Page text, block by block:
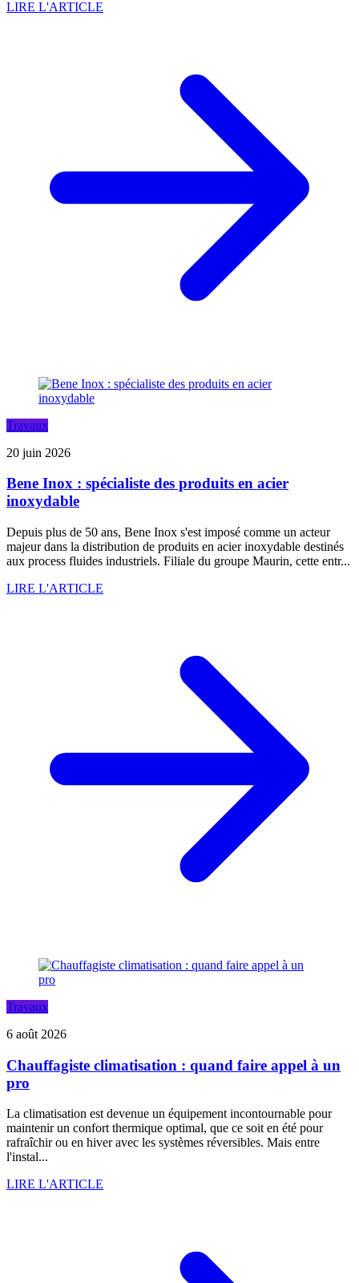
LIRE L'ARTICLE
Travaux
20 juin 2026
Bene Inox : spécialiste des produits en acier
inoxydable
Depuis plus de 50 ans, Bene Inox s'est imposé comme un acteur
majeur dans la distribution de produits en acier inoxydable destinés
aux process fluides industriels. Filiale du groupe Maurin, cette entr...
LIRE L'ARTICLE
Travaux
6 août 2026
Chauffagiste climatisation : quand faire appel à un
pro
La climatisation est devenue un équipement incontournable pour
maintenir un confort thermique optimal, que ce soit en été pour
rafraîchir ou en hiver avec les systèmes réversibles. Mais entre
l'instal...
LIRE L'ARTICLE